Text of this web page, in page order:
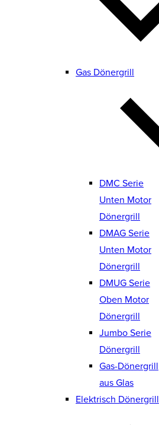
Gas Dönergrill
DMC Serie
Unten Motor
Dönergrill
DMAG Serie
Unten Motor
Dönergrill
DMUG Serie
Oben Motor
Dönergrill
Jumbo Serie
Dönergrill
Gas-Dönergrill
aus Glas
Elektrisch Dönergrill